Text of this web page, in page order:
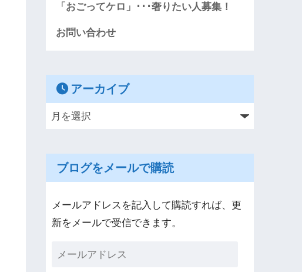
「おごってケロ」･･･奢りたい人募集！
お問い合わせ
アーカイブ
ブログをメールで購読
メールアドレスを記入して購読すれば、更
新をメールで受信できます。